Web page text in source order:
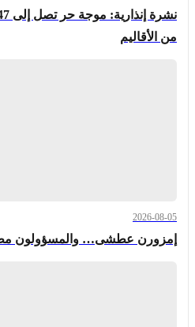
من الأقاليم
2026-08-05
إمزورن عطشى… والمسؤولون